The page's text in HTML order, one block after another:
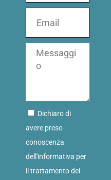
Dichiaro di
avere preso
conoscenza
dell'informativa per
il trattamento dei